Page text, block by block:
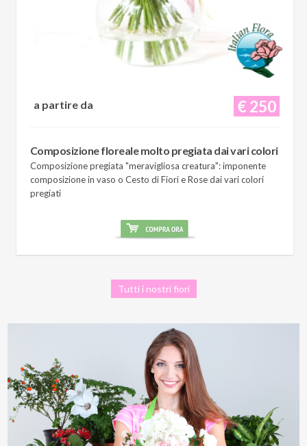
€ 250
a partire da
Composizione floreale molto pregiata dai vari colori
Composizione pregiata "meravigliosa creatura": imponente
composizione in vaso o Cesto di Fiori e Rose dai vari colori
pregiati
Tutti i nostri fiori